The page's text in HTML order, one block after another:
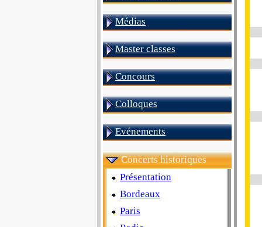
Médias
Master classes
Concours
Colloques
Evénements
Concerts historiques
Présentation
Bordeaux
Paris